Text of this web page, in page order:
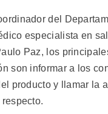
del
especialista en
Paz, los
son informar a los
producto y llamar la